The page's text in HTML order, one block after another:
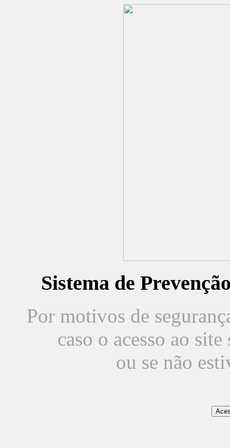
Sistema de
Por motivos de
caso o acesso ao
ou se não